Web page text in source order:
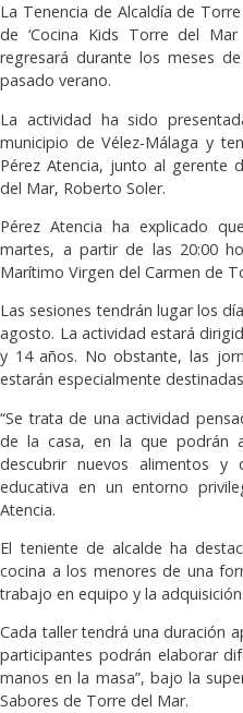
La Tenencia de Alcaldía de
de ‘Cocina Kids Torre del
regresará durante los meses
pasado verano.
La actividad ha sido
municipio de Vélez-Málaga y
Pérez Atencia, junto al gerente
del Mar, Roberto Soler.
Pérez Atencia ha explicado
martes, a partir de las 20:00
Marítimo Virgen del Carmen de
Las sesiones tendrán lugar los
agosto. La actividad estará
y 14 años. No obstante, las
estarán especialmente
“Se trata de una actividad
de la casa, en la que podrán
descubrir nuevos alimentos y
educativa en un entorno
Atencia.
El teniente de alcalde ha
cocina a los menores de una
trabajo en equipo y la
Cada taller tendrá una duración
participantes podrán elaborar
manos en la masa”, bajo la
Sabores de Torre del Mar.